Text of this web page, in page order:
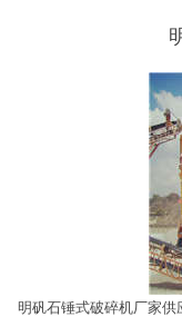
明矾石锤式破碎机厂家